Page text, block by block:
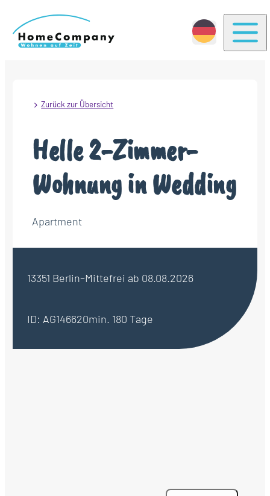
Zurück zur Übersicht
Helle 2-Zimmer-
Wohnung in Wedding
Apartment
13351 Berlin–Mittefrei ab 08.08.2026
ID: AG146620min. 180 Tage